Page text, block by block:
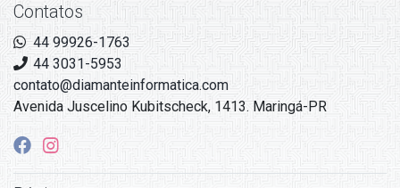
Contatos
44 99926-1763
44 3031-5953
contato@diamanteinformatica.com
Avenida Juscelino Kubitscheck, 1413. Maringá-PR